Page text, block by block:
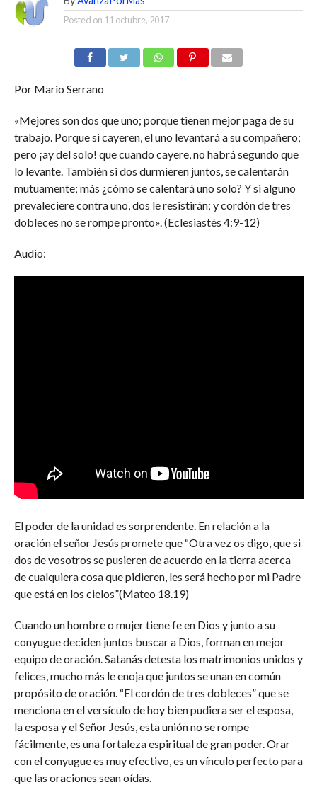
Posted on 11 octubre, 2017
Por Mario Serrano
«Mejores son dos que uno; porque tienen mejor paga de su
trabajo. Porque si cayeren, el uno levantará a su compañero;
pero ¡ay del solo! que cuando cayere, no habrá segundo que
lo levante. También si dos durmieren juntos, se calentarán
mutuamente; más ¿cómo se calentará uno solo? Y si alguno
prevaleciere contra uno, dos le resistirán; y cordón de tres
dobleces no se rompe pronto». (Eclesiastés 4:9-12)
Audio:
El poder de la unidad es sorprendente. En relación a la
oración el señor Jesús promete que “Otra vez os digo, que si
dos de vosotros se pusieren de acuerdo en la tierra acerca
de cualquiera cosa que pidieren, les será hecho por mi Padre
que está en los cielos”(Mateo 18.19)
Cuando un hombre o mujer tiene fe en Dios y junto a su
conyugue deciden juntos buscar a Dios, forman en mejor
equipo de oración. Satanás detesta los matrimonios unidos y
felices, mucho más le enoja que juntos se unan en común
propósito de oración. “El cordón de tres dobleces” que se
menciona en el versículo de hoy bien pudiera ser el esposa,
la esposa y el Señor Jesús, esta unión no se rompe
fácilmente, es una fortaleza espiritual de gran poder. Orar
con el conyugue es muy efectivo, es un vínculo perfecto para
que las oraciones sean oídas.